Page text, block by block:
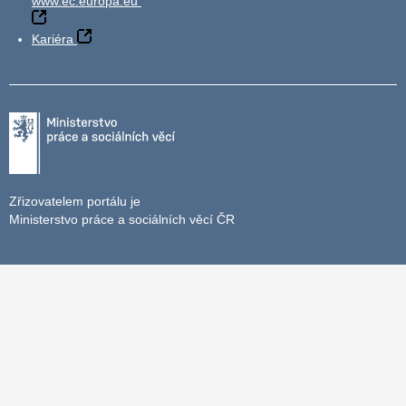
Kariéra
Zřizovatelem portálu je
Ministerstvo práce a sociálních věcí ČR